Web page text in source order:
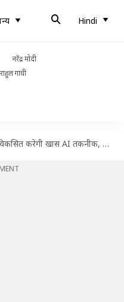
Hindi
नरेंद्र मोदी
राहुल गांधी
करेगी खास AI तकनीक, दिल की बीमारियों को रोकना होगा आसान